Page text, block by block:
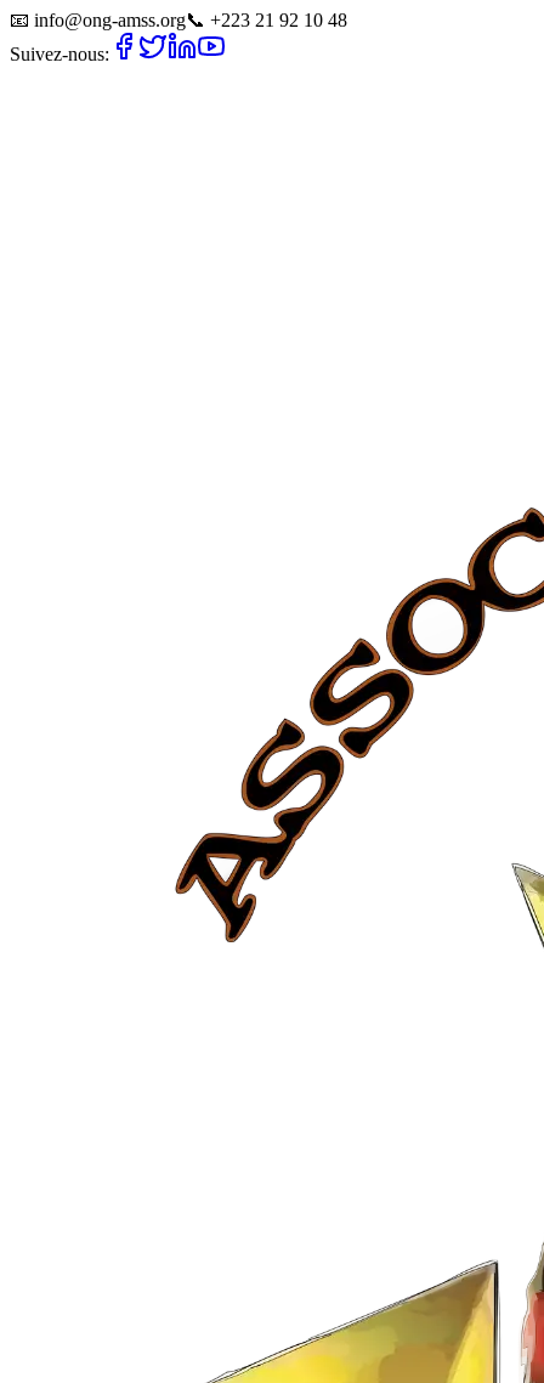
📧 info@ong-amss.org📞 +223 21 92 10 48
Suivez-nous: